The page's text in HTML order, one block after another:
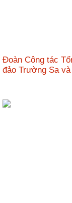
Đoàn Công tác
đảo Trường Sa